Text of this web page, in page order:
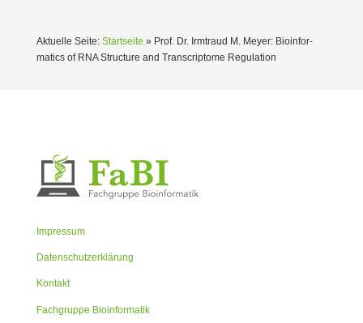
Aktuelle Seite: Startseite » Prof. Dr. Irmtraud M. Meyer: Bioin­for­
matics of RNA Structure and Transcriptome Regulation
Impressum
Datenschutzerklärung
Kontakt
Fachgruppe Bioinformatik